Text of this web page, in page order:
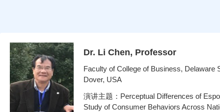
Dr. Li Chen, Professor
Faculty of College of Business, Delaware
Dover, USA
演讲主题：Perceptual Differences of
Study of Consumer Behaviors Across